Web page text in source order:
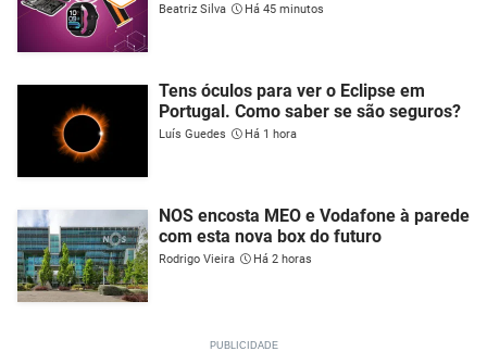
Beatriz Silva Há 45 minutos
Tens óculos para ver o Eclipse em
Portugal. Como saber se são seguros?
Luís Guedes Há 1 hora
NOS encosta MEO e Vodafone à parede
com esta nova box do futuro
Rodrigo Vieira Há 2 horas